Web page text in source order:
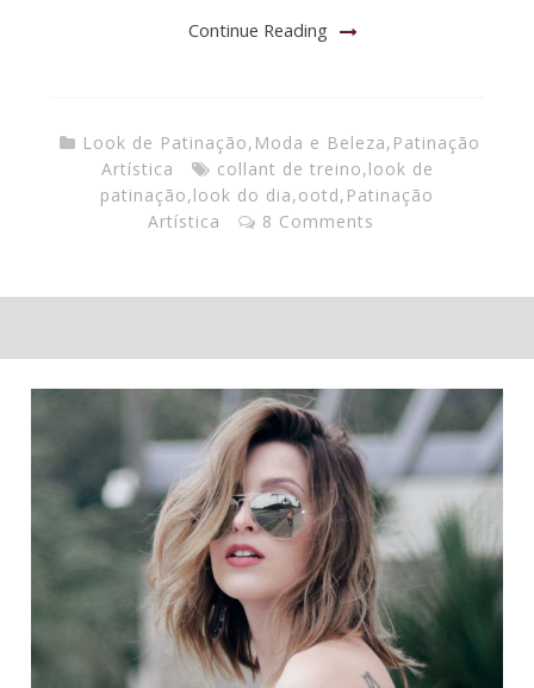
Continue Reading
Look de Patinação, Moda e Beleza, Patinação
Artística
collant de treino,look de
patinação,look do dia,ootd, Patinação
Artística
8 Comments